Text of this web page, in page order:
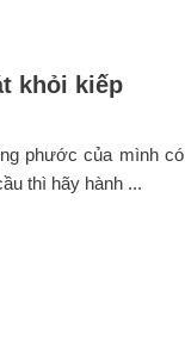
khỏi kiếp
phước của mình có
thì hãy hành ...